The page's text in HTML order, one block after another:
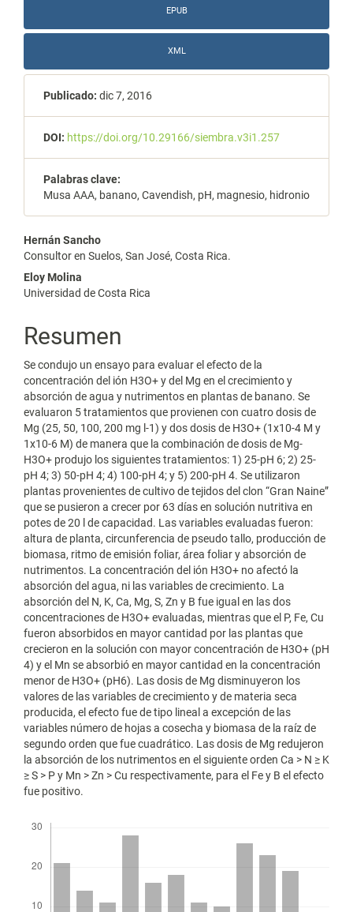
EPUB
XML
Publicado: dic 7, 2016
DOI: https://doi.org/10.29166/siembra.v3i1.257
Palabras clave:
Musa AAA, banano, Cavendish, pH, magnesio, hidronio
Contenido
principal
del
artículo
Hernán Sancho
Consultor en Suelos, San José, Costa Rica.
Eloy Molina
Universidad de Costa Rica
Resumen
Se condujo un ensayo para evaluar el efecto de la
concentración del ión H3O+ y del Mg en el crecimiento y
absorción de agua y nutrimentos en plantas de banano. Se
evaluaron 5 tratamientos que provienen con cuatro dosis de
Mg (25, 50, 100, 200 mg l-1) y dos dosis de H3O+ (1x10-4 M y
1x10-6 M) de manera que la combinación de dosis de Mg-
H3O+ produjo los siguientes tratamientos: 1) 25-pH 6; 2) 25-
pH 4; 3) 50-pH 4; 4) 100-pH 4; y 5) 200-pH 4. Se utilizaron
plantas provenientes de cultivo de tejidos del clon “Gran Naine”
que se pusieron a crecer por 63 días en solución nutritiva en
potes de 20 l de capacidad. Las variables evaluadas fueron:
altura de planta, circunferencia de pseudo tallo, producción de
biomasa, ritmo de emisión foliar, área foliar y absorción de
nutrimentos. La concentración del ión H3O+ no afectó la
absorción del agua, ni las variables de crecimiento. La
absorción del N, K, Ca, Mg, S, Zn y B fue igual en las dos
concentraciones de H3O+ evaluadas, mientras que el P, Fe, Cu
fueron absorbidos en mayor cantidad por las plantas que
crecieron en la solución con mayor concentración de H3O+ (pH
4) y el Mn se absorbió en mayor cantidad en la concentración
menor de H3O+ (pH6). Las dosis de Mg disminuyeron los
valores de las variables de crecimiento y de materia seca
producida, el efecto fue de tipo lineal a excepción de las
variables número de hojas a cosecha y biomasa de la raíz de
segundo orden que fue cuadrático. Las dosis de Mg redujeron
la absorción de los nutrimentos en el siguiente orden Ca > N ≥ K
≥ S > P y Mn > Zn > Cu respectivamente, para el Fe y B el efecto
fue positivo.